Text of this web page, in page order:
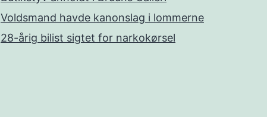
Voldsmand havde kanonslag i lommerne
28-årig bilist sigtet for narkokørsel